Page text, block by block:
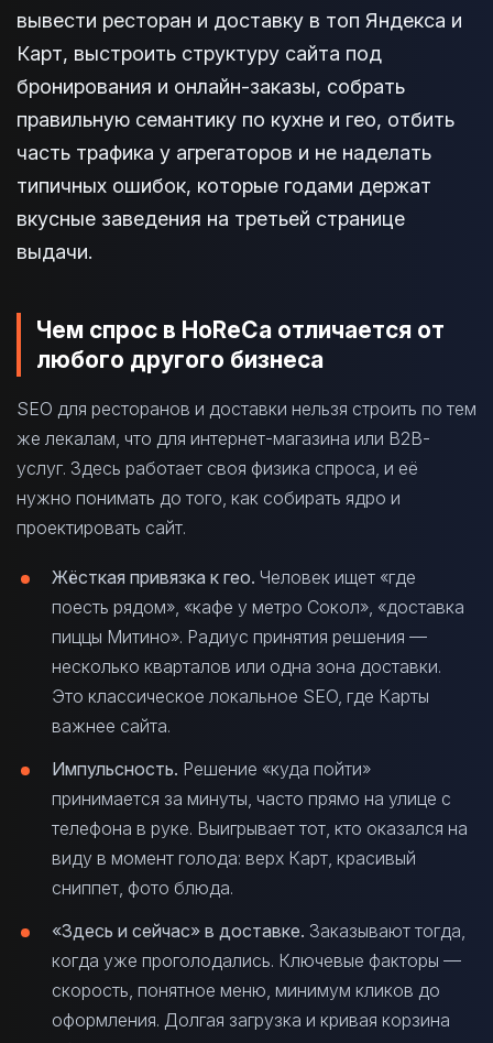
вывести ресторан и доставку в топ Яндекса и
Карт, выстроить структуру сайта под
бронирования и онлайн-заказы, собрать
правильную семантику по кухне и гео, отбить
часть трафика у агрегаторов и не наделать
типичных ошибок, которые годами держат
вкусные заведения на третьей странице
выдачи.
Чем спрос в HoReCa отличается от
любого другого бизнеса
SEO для ресторанов и доставки нельзя строить по тем
же лекалам, что для интернет-магазина или B2B-
услуг. Здесь работает своя физика спроса, и её
нужно понимать до того, как собирать ядро и
проектировать сайт.
Жёсткая привязка к гео. Человек ищет «где
поесть рядом», «кафе у метро Сокол», «доставка
пиццы Митино». Радиус принятия решения —
несколько кварталов или одна зона доставки.
Это классическое локальное SEO, где Карты
важнее сайта.
Импульсность. Решение «куда пойти»
принимается за минуты, часто прямо на улице с
телефона в руке. Выигрывает тот, кто оказался на
виду в момент голода: верх Карт, красивый
сниппет, фото блюда.
«Здесь и сейчас» в доставке. Заказывают тогда,
когда уже проголодались. Ключевые факторы —
скорость, понятное меню, минимум кликов до
оформления. Долгая загрузка и кривая корзина